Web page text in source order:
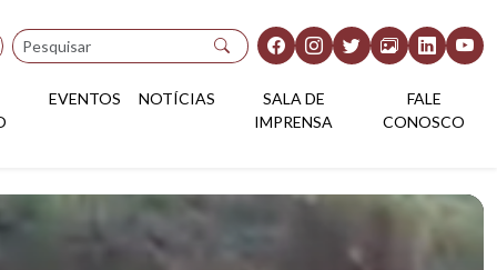
Pesquisar
EVENTOS NOTÍCIAS
SALA DE
IMPRENSA
FALE
CONOSCO